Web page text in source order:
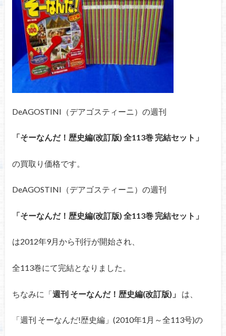
DeAGOSTINI（デアゴスティーニ）の週刊
「そーなんだ！歴史編(改訂版) 全113巻 完結セット」
の買取り価格です。
DeAGOSTINI（デアゴスティーニ）の週刊
「そーなんだ！歴史編(改訂版) 全113巻 完結セット」
は2012年9月から刊行が開始され、
全113巻にて完結となりました。
ちなみに 「週刊 そーなんだ！歴史編(改訂版)」 は、
「週刊 そーなんだ!歴史編」(2010年1月～全113号)の